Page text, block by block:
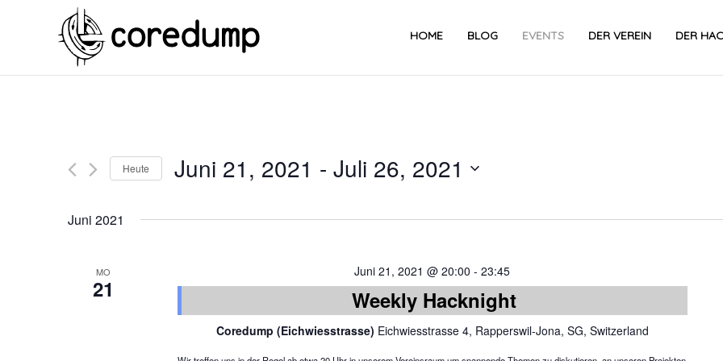
HOME BLOG EVENTS DER VEREIN DER
Heute Juni 21, 2021 - Juli 26, 2021
Juni 2021
MO
21
Juni 21, 2021 @ 20:00 -23:45
Weekly Hacknight
Coredump (Eichwiesstrasse) Eichwiesstrasse 4, Rapperswil-Jona, SG, Switzerland